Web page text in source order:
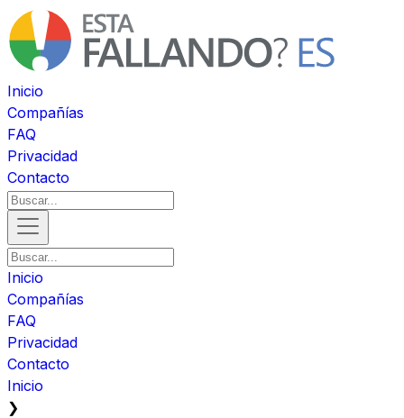
Inicio
Compañías
FAQ
Privacidad
Contacto
Inicio
Compañías
FAQ
Privacidad
Contacto
Inicio
❯